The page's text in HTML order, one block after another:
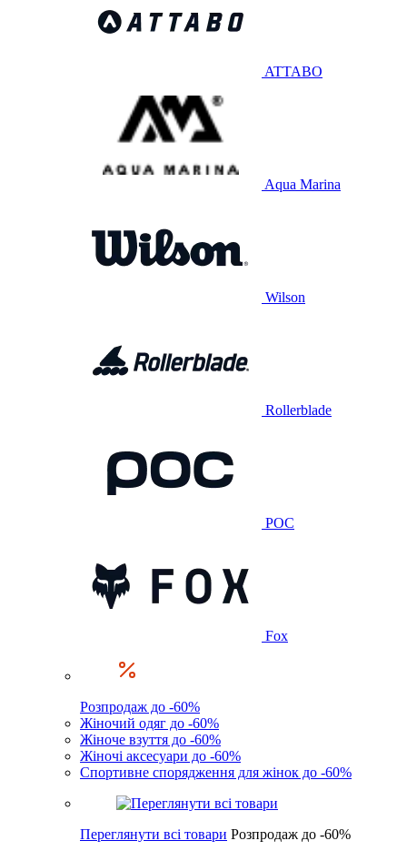
ATTABO
Aqua Marina
Wilson
Rollerblade
POC
Fox
Розпродаж до -60%
Жіночий одяг до -60%
Жіноче взуття до -60%
Жіночі аксесуари до -60%
Спортивне спорядження для жінок до -60%
Переглянути всі товари Розпродаж до -60%